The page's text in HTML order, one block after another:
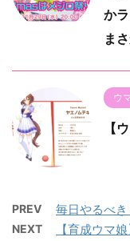
か
ま
ウ
【
PREV 毎日やるべ
NEXT
【育成ウマ